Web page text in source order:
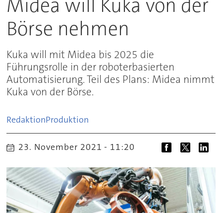
Midea will Kuka von der
Börse nehmen
Kuka will mit Midea bis 2025 die
Führungsrolle in der roboterbasierten
Automatisierung. Teil des Plans: Midea nimmt
Kuka von der Börse.
RedaktionProduktion
23. November 2021 - 11:20